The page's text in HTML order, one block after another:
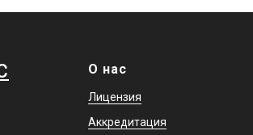
О нас
Лицензия
Аккредитация